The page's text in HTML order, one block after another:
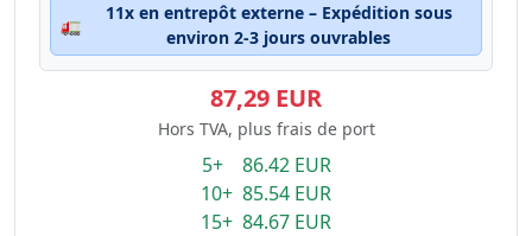
🚛
11x en entrepôt externe – Expédition sous
environ 2-3 jours ouvrables
87,29 EUR
Hors TVA, plus frais de port
5+ 86.42 EUR
10+ 85.54 EUR
15+ 84.67 EUR